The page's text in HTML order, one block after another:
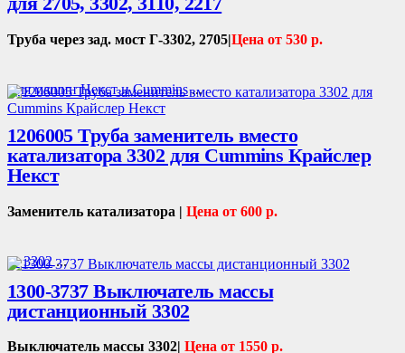
Труба через зад. мост Г-3302, 2705|Цена от 530 р.
Для машин Некст и Cummins...
1206005 Труба заменитель вместо
катализатора 3302 для Cummins Крайслер
Некст
Заменитель катализатора | Цена от 600 р.
Г- 3302 ...
1300-3737 Выключатель массы
дистанционный 3302
Выключатель массы 3302| Цена от 1550 р.